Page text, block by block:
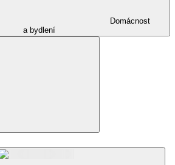
Domácnost
a bydlení